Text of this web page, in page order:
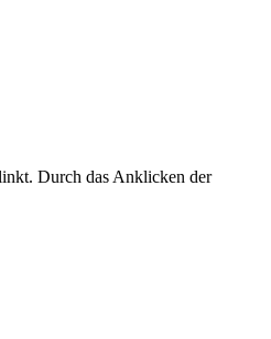
Durch das Anklicken der